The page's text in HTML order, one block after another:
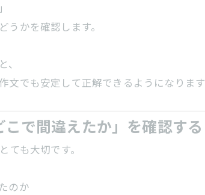
うかを確認します。
文でも安定して正解できるようになります
で間違えたか」を確認する
ても大切です。
のか